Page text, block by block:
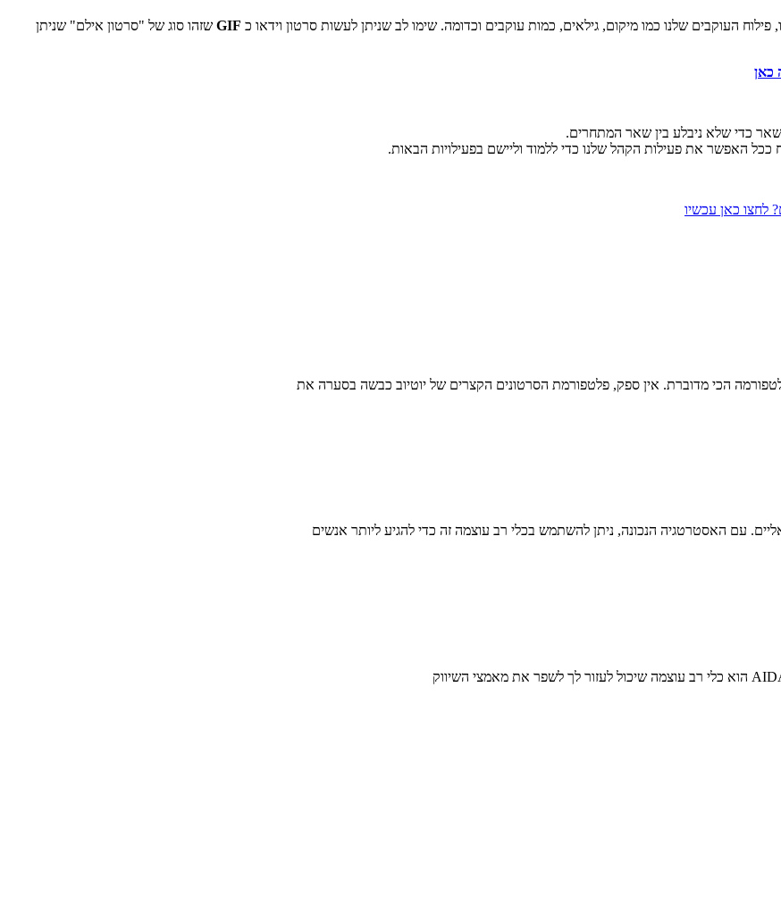
העוקבים שלנו כמו מיקום, גילאים, כמות עוקבים וכדומה. שימו לב שניתן לעשות סרטון וידאו כ GIF שזהו סוג של "סרטון אילם" שניתן
כאן
כדי שלא ניבלע בין שאר המתחרים.
האפשר את פעילות הקהל שלנו כדי ללמוד וליישם בפעילויות הבאות.
לחצו כאן עכשיו
הכי מדוברת. אין ספק, פלטפורמת הסרטונים הקצרים של יוטיוב כבשה בסערה את